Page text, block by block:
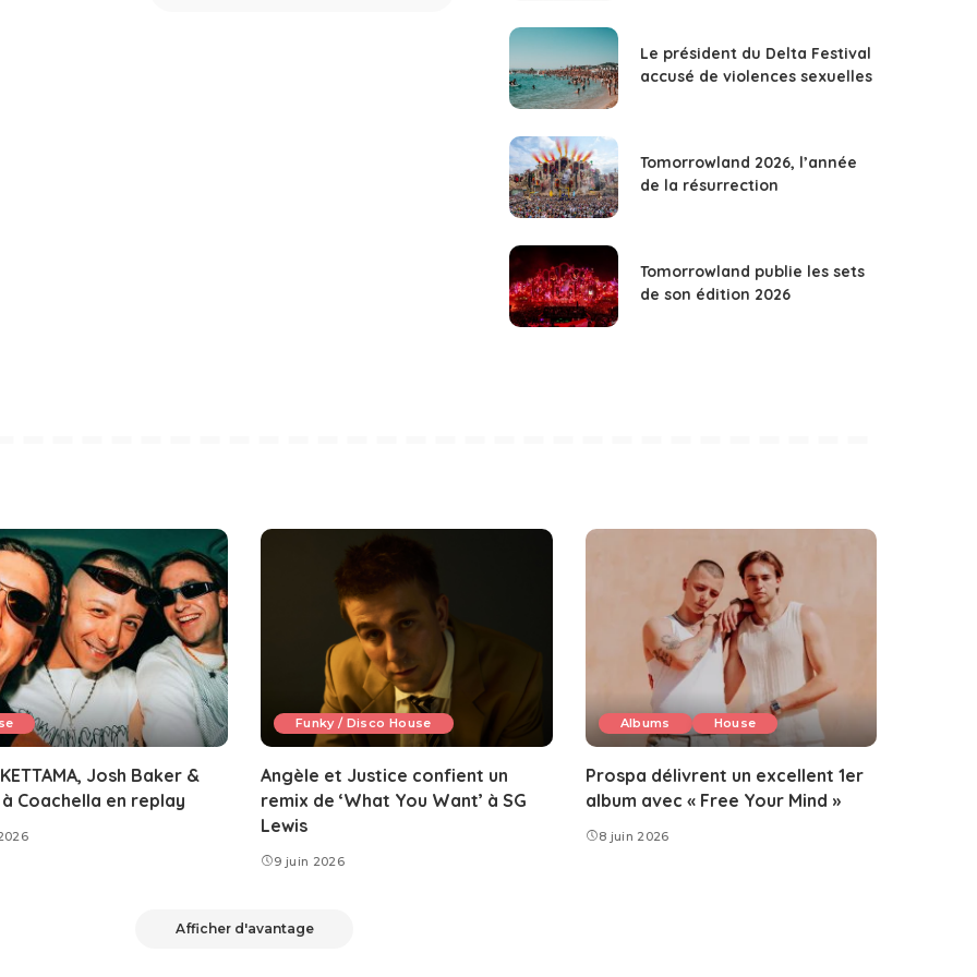
Le président du Delta Festival
accusé de violences sexuelles
Tomorrowland 2026, l’année
de la résurrection
Tomorrowland publie les sets
de son édition 2026
Josh Baker &
Coachella en replay
Funky / Disco House
Angèle et Justice confient un
remix de ‘What You Want’ à SG
Lewis
9 juin 2026
Albums House
Prospa délivrent un excellent 1er
album avec « Free Your Mind »
8 juin 2026
Afficher d'avantage